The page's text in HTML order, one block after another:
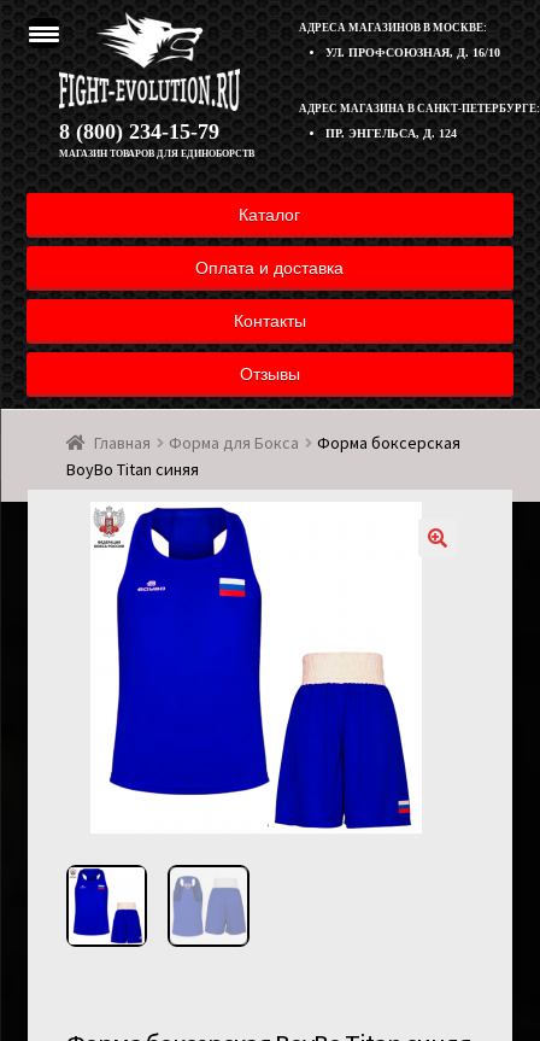
АДРЕСА МАГАЗИНОВ В МОСКВЕ:
УЛ. ПРОФСОЮЗНАЯ, Д. 16/10
АДРЕС МАГАЗИНА В САНКТ-ПЕТЕРБУРГЕ:
ПР. ЭНГЕЛЬСА, Д. 124
8 (800) 234-15-79
МАГАЗИН ТОВАРОВ ДЛЯ ЕДИНОБОРСТВ
Каталог
Оплата и доставка
Контакты
Отзывы
Перейти
к
навигации
Перейти
к
содержимому
Корзина
Полезная информация
Оплата и доставка товара
Мой аккаунт
Главная Форма для Бокса
Форма боксерская
BoyBo Titan синяя